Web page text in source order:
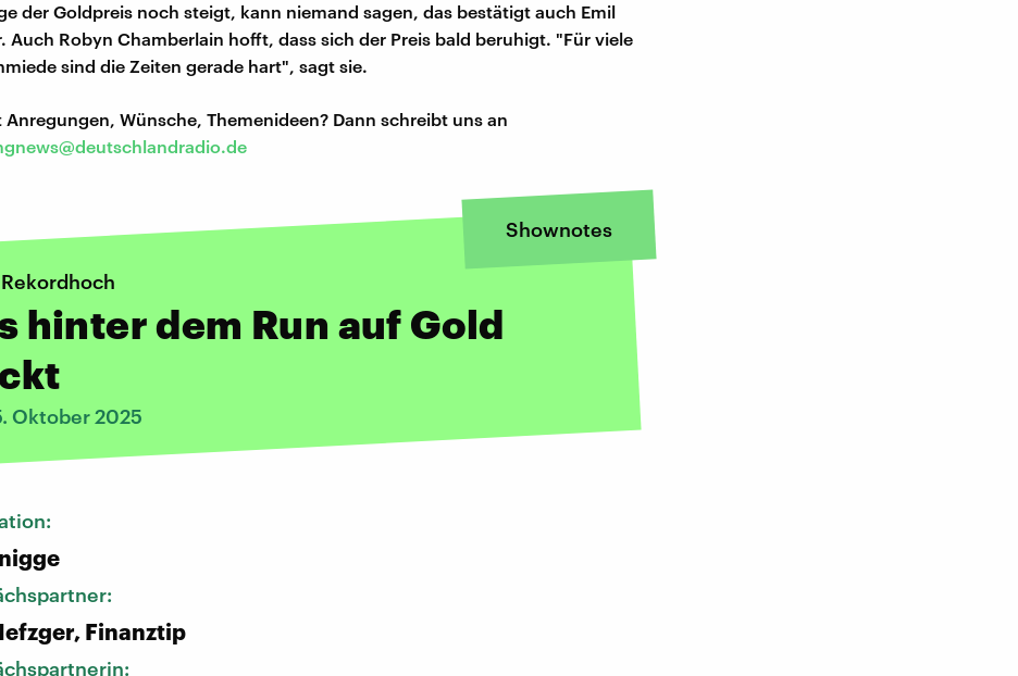
der Goldpreis noch steigt, kann niemand sagen, das bestätigt auch Emil
Auch Robyn Chamberlain hofft, dass sich der Preis bald beruhigt. "Für viele
sind die Zeiten gerade hart", sagt sie.
Anregungen, Wünsche, Themenideen? Dann schreibt uns an
Shownotes
hinter dem Run auf Gold
Oktober 2025
Finanztip